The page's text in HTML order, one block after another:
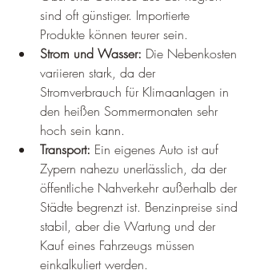
sind oft günstiger. Importierte
Produkte können teurer sein.
Strom und Wasser: Die Nebenkosten
variieren stark, da der
Stromverbrauch für Klimaanlagen in
den heißen Sommermonaten sehr
hoch sein kann.
Transport: Ein eigenes Auto ist auf
Zypern nahezu unerlässlich, da der
öffentliche Nahverkehr außerhalb der
Städte begrenzt ist. Benzinpreise sind
stabil, aber die Wartung und der
Kauf eines Fahrzeugs müssen
einkalkuliert werden.